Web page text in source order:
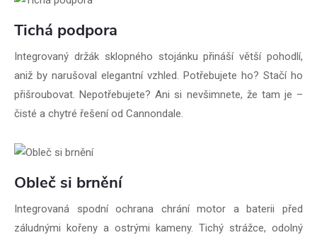
Tichá podpora
Integrovaný držák sklopného stojánku přináší větší pohodlí,
aniž by narušoval elegantní vzhled. Potřebujete ho? Stačí ho
přišroubovat. Nepotřebujete? Ani si nevšimnete, že tam je –
čisté a chytré řešení od Cannondale.
Obleč si brnění
Integrovaná spodní ochrana chrání motor a baterii před
záludnými kořeny a ostrými kameny. Tichý strážce, odolný